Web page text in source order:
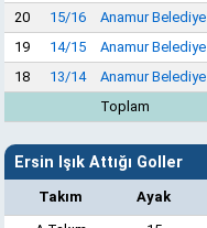
20
15/16 Anamur Belediye
19
14/15 Anamur Belediye
18
13/14 Anamur Belediye
Toplam
Ersin Işık Attığı Goller
Takım Ayak